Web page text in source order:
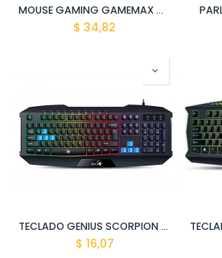
MOUSE GAMING GAMEMAX GX9
$ 34,82
TECLADO GENIUS SCORPION GX K215 USB NEGRO
$ 16,07